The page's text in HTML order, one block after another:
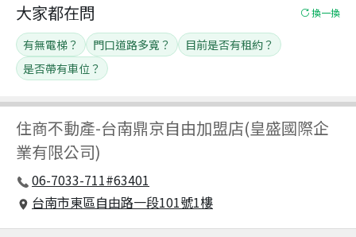
住商不動產-台南鼎京自由加盟店(皇盛國際企
業有限公司)
06-7033-711#63401
台南市東區自由路一段101號1樓
大家都在問 換一換
有無電梯？ 門口道路多寬？
目前是否有租約？
是否帶有車位？